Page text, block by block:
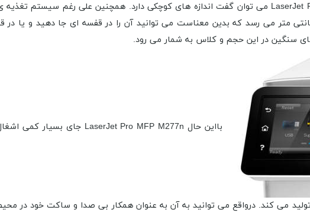
تنها به حدود 32 سانتی متر می رسد که بدین معناست می توانید آن را در قفسه ای جا
می کند. درواقع می توانید به آن به عنوان همکار بی صدا و ساکت خود در محیط